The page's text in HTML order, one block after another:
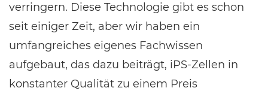
verringern. Diese Technologie gibt es schon
seit einiger Zeit, aber wir haben ein
umfangreiches eigenes Fachwissen
aufgebaut, das dazu beiträgt, iPS-Zellen in
konstanter Qualität zu einem Preis